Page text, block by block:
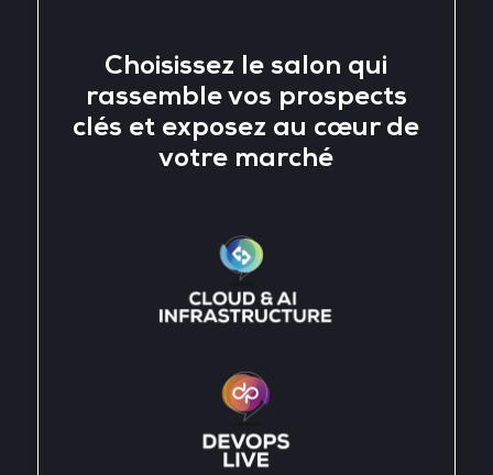
Choisissez le salon qui
rassemble vos prospects
clés et exposez au cœur de
votre marché